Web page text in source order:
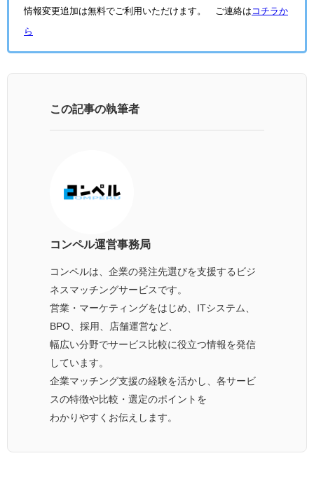
情報変更追加は無料でご利用いただけます。 ご連絡は コチラか
ら
この記事の執筆者
コンペル運営事務局
コンペルは、企業の発注先選びを支援するビジ
ネスマッチングサービスです。
営業・マーケティングをはじめ、ITシステム、
BPO、採用、店舗運営など、
幅広い分野でサービス比較に役立つ情報を発信
しています。
企業マッチング支援の経験を活かし、各サービ
スの特徴や比較・選定のポイントを
わかりやすくお伝えします。